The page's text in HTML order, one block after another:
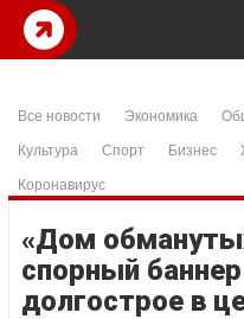
Все новости Экономика
Культура
Спорт Бизнес
Коронавирус
«Дом
спорный
долгострое в